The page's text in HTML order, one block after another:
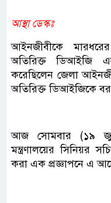
আস্থা ডেস্কঃ
আইনজীবীকে
অতিরিক্ত ডিআইজি
করেছিলেন জেলা
অতিরিক্ত ডিআইজিকে
আজ সোমবার (১৯ জুন)
মন্ত্রণালয়ের সিনিয়র
করা এক প্রজ্ঞাপনে এ